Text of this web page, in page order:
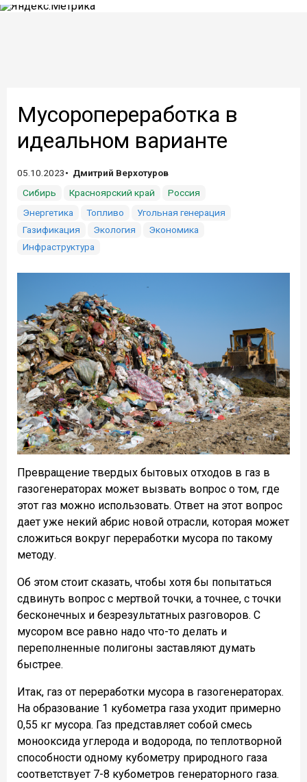
Мусоропереработка в
идеальном варианте
05.10.2023
Дмитрий Верхотуров
Сибирь
Красноярский край
Россия
Энергетика
Топливо
Угольная генерация
Газификация
Экология
Экономика
Инфраструктура
Превращение твердых бытовых отходов в газ в
газогенераторах может вызвать вопрос о том, где
этот газ можно использовать. Ответ на этот вопрос
дает уже некий абрис новой отрасли, которая может
сложиться вокруг переработки мусора по такому
методу.
Об этом стоит сказать, чтобы хотя бы попытаться
сдвинуть вопрос с мертвой точки, а точнее, с точки
бесконечных и безрезультатных разговоров. С
мусором все равно надо что-то делать и
переполненные полигоны заставляют думать
быстрее.
Итак, газ от переработки мусора в газогенераторах.
На образование 1 кубометра газа уходит примерно
0,55 кг мусора. Газ представляет собой смесь
монооксида углерода и водорода, по теплотворной
способности одному кубометру природного газа
соответствует 7-8 кубометров генераторного газа.